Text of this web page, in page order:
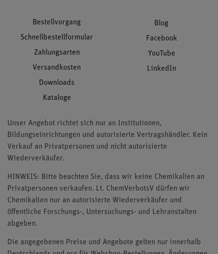
Bestellvorgang
Schnellbestellformular
Zahlungsarten
Versandkosten
Downloads
Kataloge
Blog
Facebook
YouTube
LinkedIn
Unser Angebot richtet sich nur an Institutionen,
Bildungseinrichtungen und autorisierte Vertragshändler. Kein
Verkauf an Privatpersonen und nicht autorisierte
Wiederverkäufer.
HINWEIS: Bitte beachten Sie, dass wir keine Chemikalien an
Privatpersonen verkaufen. Lt. ChemVerbotsV dürfen wir
Chemikalien nur an autorisierte Wiederverkäufer und
öffentliche Forschungs-, Untersuchungs- und Lehranstalten
abgeben.
Die angegebenen Preise und Angebote gelten nur innerhalb